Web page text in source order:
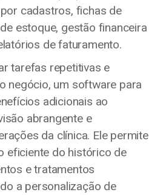
cadastros, fichas de
estoque, gestão financeira
de faturamento.
tarefas repetitivas e
negócio, um software para
adicionais ao
abrangente e
da clínica. Ele permite
eficiente do histórico de
e tratamentos
a personalização de